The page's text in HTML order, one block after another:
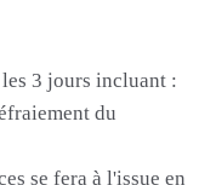
3 jours incluant :
du
se fera à l'issue en